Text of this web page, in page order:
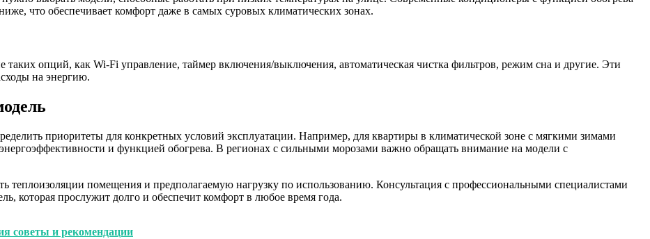
что обеспечивает комфорт даже в самых суровых климатических зонах.
опций, как Wi-Fi управление, таймер включения/выключения, автоматическая чистка фильтров, режим сна и другие. Эти
на энергию.
приоритеты для конкретных условий эксплуатации. Например, для квартиры в климатической зоне с мягкими зимами
и функцией обогрева. В регионах с сильными морозами важно обращать внимание на модели с
теплоизоляции помещения и предполагаемую нагрузку по использованию. Консультация с профессиональными специалистами
которая прослужит долго и обеспечит комфорт в любое время года.
советы и рекомендации